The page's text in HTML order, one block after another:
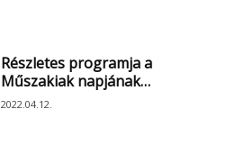
Részletes programja a
Műszakiak napjának…
2022.04.12.